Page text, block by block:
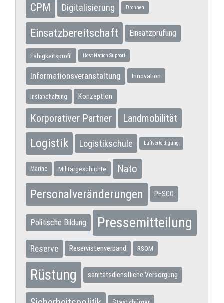
CPM Digitalisierung Drohnen
Einsatzbereitschaft Einsatzprüfung
Fähigkeitsprofil Host Nation Support
Informationsveranstaltung Innovation
Instandhaltung Konzeption
Korporativer Partner Landmobilität
Logistik Logistikschule Luftverteidigung
Marine Militärgeschichte Nato
Personalveränderungen PESCO
Politische Bildung Pressemitteilung
Reserve Reservistenverband RSOM
Rüstung sanitätsdienstliche Versorgung